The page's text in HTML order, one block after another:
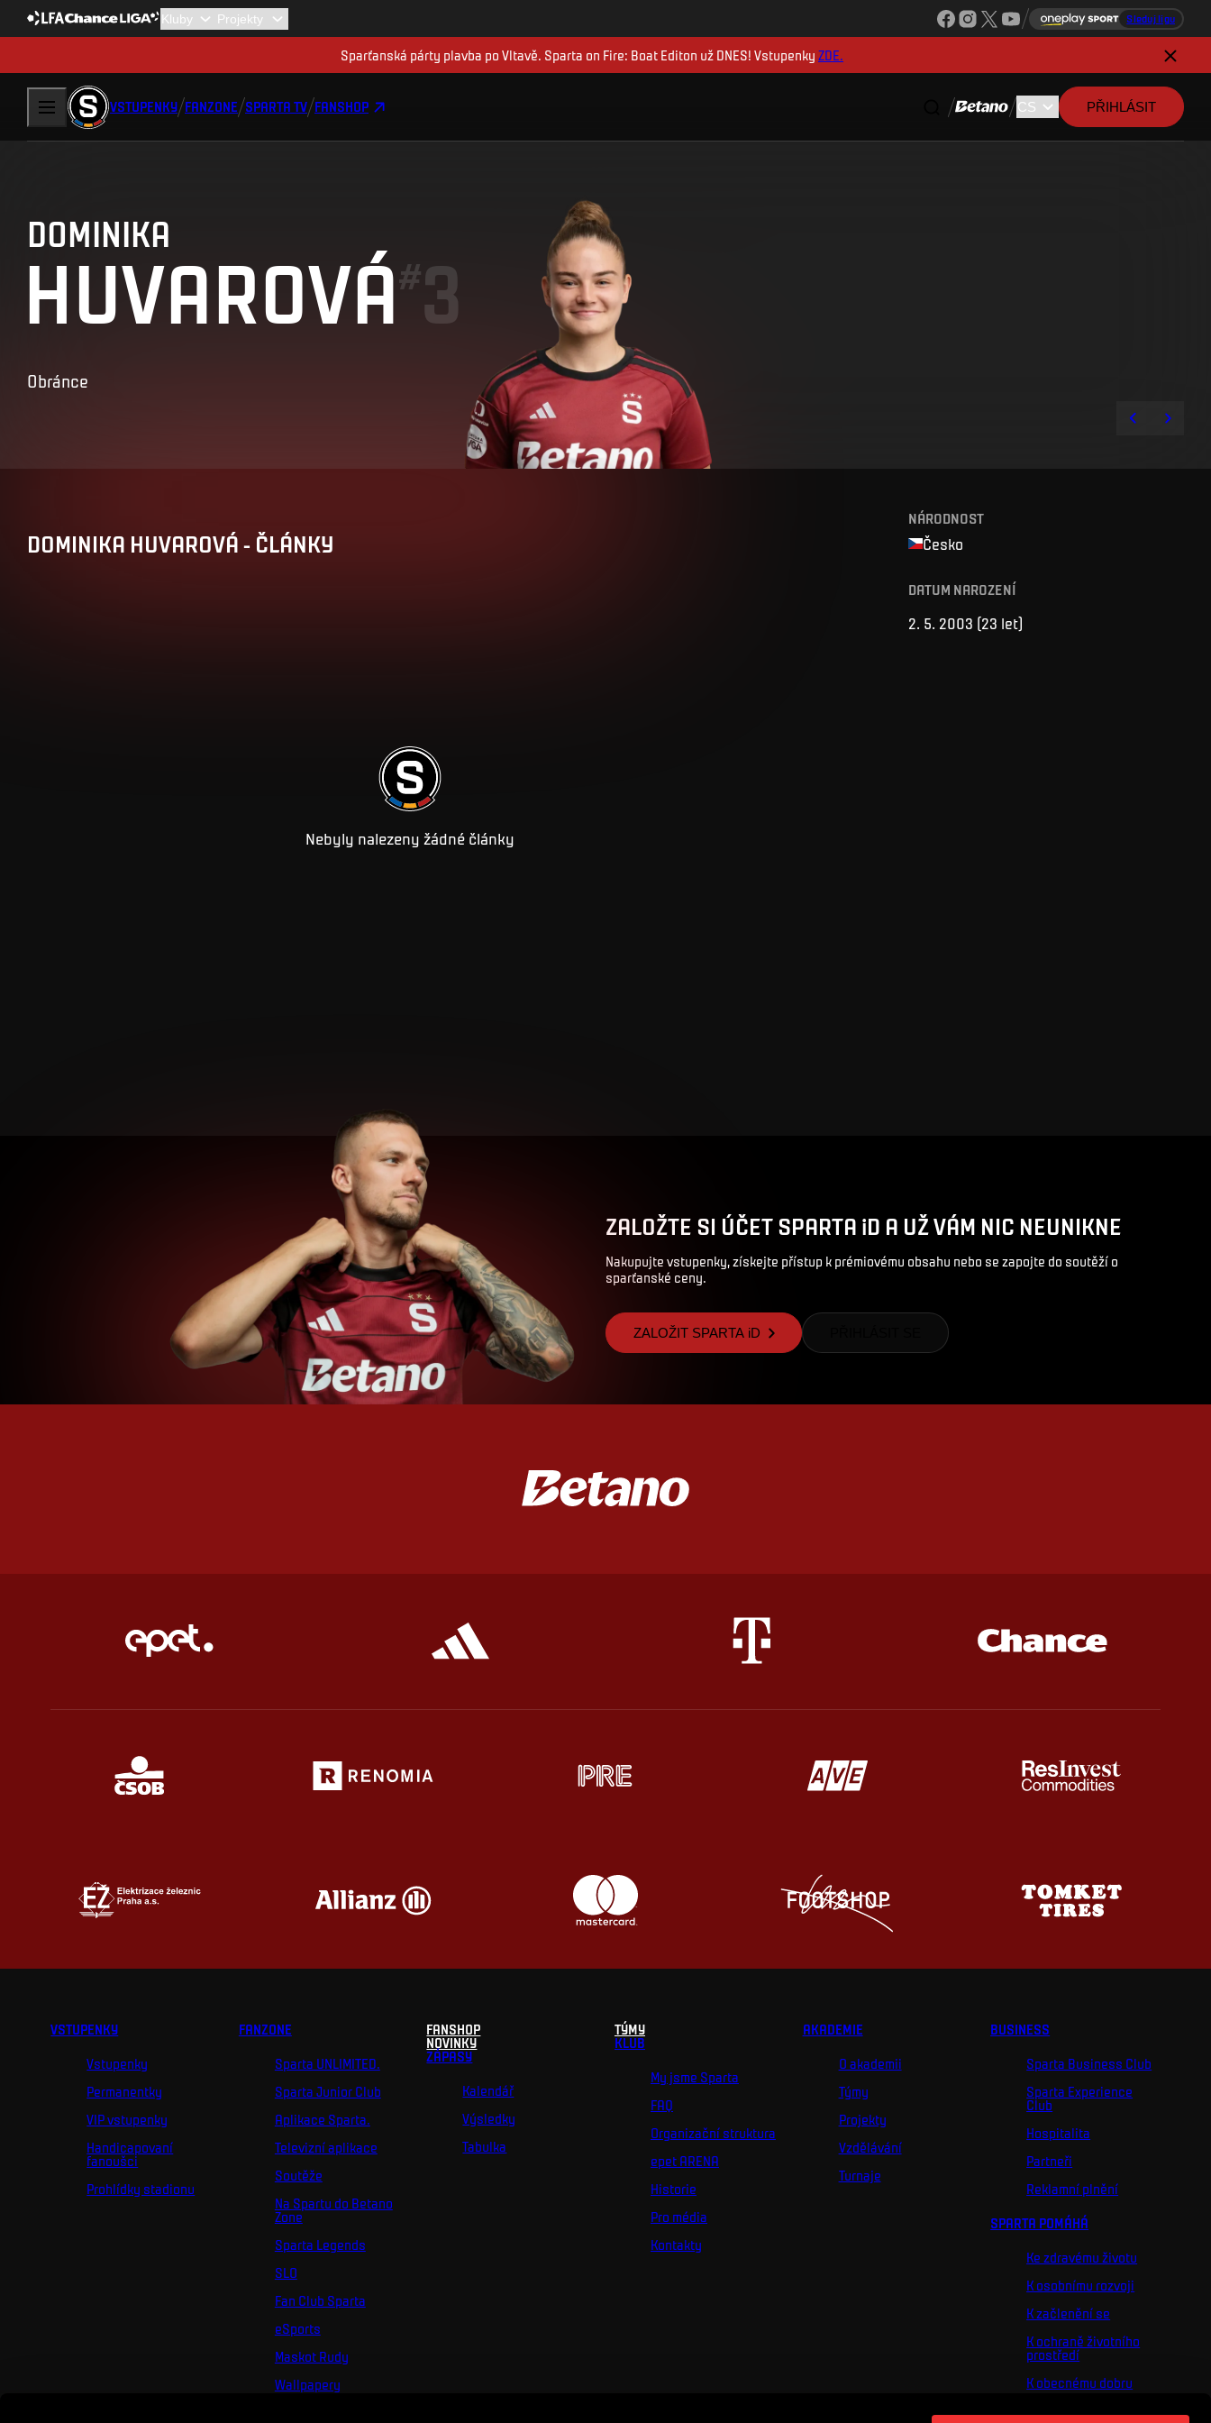
Sleduj ligu
Sparťanská párty plavba po Vltavě. Sparta on Fire: Boat Editon už DNES! Vstupenky ZDE.
VSTUPENKY FANZONE SPARTA TV FANSHOP PŘIHLÁSIT
DOMINIKA
HUVAROVÁ#3
Obránce
DOMINIKA HUVAROVÁ- ČLÁNKY
Nebyly nalezeny žádné články
NÁRODNOST
Česko
DATUM NAROZENÍ
2. 5. 2003 (23 let)
ZALOŽTE SI ÚČET SPARTA iD A UŽ VÁM NIC NEUNIKNE
Nakupujte vstupenky, získejte přístup k prémiovému obsahu nebo se zapojte do soutěží o
sparťanské ceny.
ZALOŽIT SPARTA iD
VSTUPENKY
Vstupenky
Permanentky
VIP vstupenky
Handicapovaní
fanoušci
Prohlídky stadionu
FANZONE
Sparta UNLIMITED.
Sparta Junior Club
Aplikace Sparta.
Televizní aplikace
Soutěže
Na Spartu do Betano
Zone
Sparta Legends
SLO
Fan Club Sparta
eSports
Maskot Rudy
Wallpapery
FANSHOP
NOVINKY
ZÁPASY
Kalendář
Výsledky
Tabulka
TÝMY
KLUB
My jsme Sparta
FAQ
Organizační struktura
epet ARENA
Historie
Pro média
Kontakty
AKADEMIE
O akademii
Týmy
Projekty
Vzdělávání
Turnaje
BUSINESS
Sparta Business Club
Sparta Experience
Club
Hospitalita
Partneři
Reklamní plnění
SPARTA POMÁHÁ
Ke zdravému životu
K osobnímu rozvoji
K začlenění se
K ochraně životního
prostředí
K obecnému dobru